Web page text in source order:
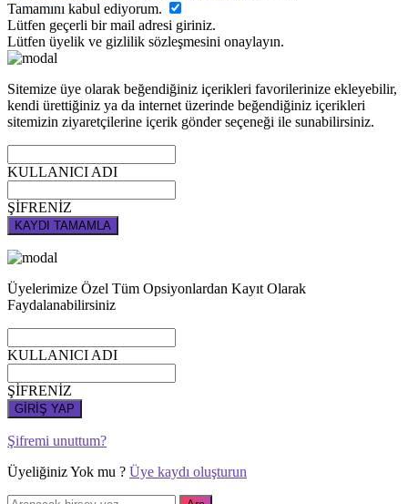
Tamamını kabul ediyorum.
Lütfen geçerli bir mail adresi giriniz.
Lütfen üyelik ve gizlilik sözleşmesini onaylayın.
Sitemize üye olarak beğendiğiniz içerikleri favorilerinize ekleyebilir,
kendi ürettiğiniz ya da internet üzerinde beğendiğiniz içerikleri
sitemizin ziyaretçilerine içerik gönder seçeneği ile sunabilirsiniz.
KULLANICI ADI
ŞİFRENİZ
KAYDI TAMAMLA
Üyelerimize Özel Tüm Opsiyonlardan Kayıt Olarak
Faydalanabilirsiniz
KULLANICI ADI
ŞİFRENİZ
GİRİŞ YAP
Şifremi unuttum?
Üyeliğiniz Yok mu ? Üye kaydı oluşturun